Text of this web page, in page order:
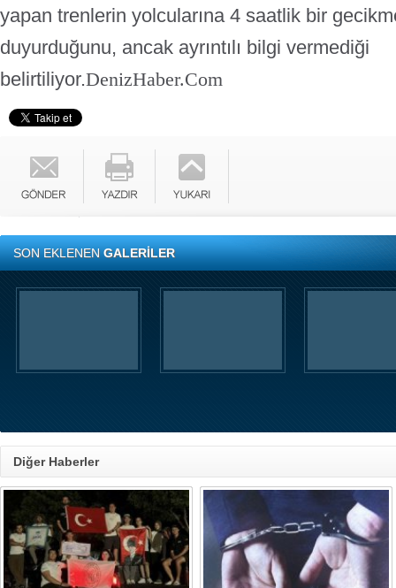
yapan trenlerin yolcularına 4 saatlik bir
duyurduğunu, ancak ayrıntılı bilgi vermediği
belirtiliyor.DenizHaber.Com
SON EKLENENGALERİLER
Diğer Haberler